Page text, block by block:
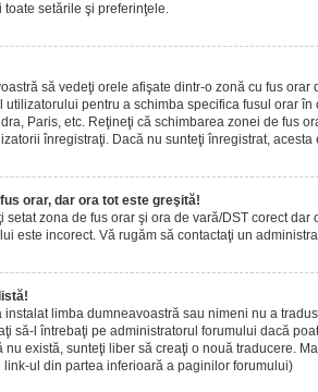
toate setările şi preferinţele.
să vedeţi orele afişate dintr-o zonă cu fus orar
utilizatorului pentru a schimba specifica fusul orar
Paris, etc. Reţineţi că schimbarea zonei de fus
înregistraţi. Dacă nu sunteţi înregistrat, acesta
orar, dar ora tot este greşită!
setat zona de fus orar şi ora de vară/DST corect
este incorect. Vă rugăm să contactaţi un
instalat limba dumneavoastră sau nimeni nu a
să-l întrebaţi pe administratorul forumului dacă
nu există, sunteţi liber să creaţi o nouă traducere.
ul din partea inferioară a paginilor forumului)